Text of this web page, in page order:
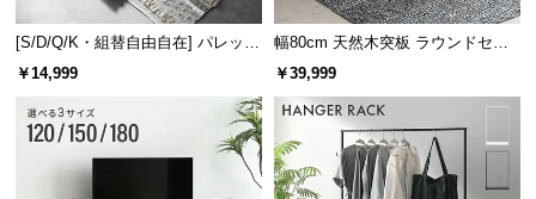
[S/D/Q/K・組替自由自在] パレット
ベッド 8/12/16枚セット
￥14,999
幅80cm 天然木突板 ラウンドセン
ターテーブル 美しい格子デザイン
￥39,999